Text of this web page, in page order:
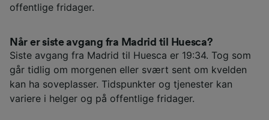
offentlige fridager.
Når er siste avgang fra Madrid til Huesca?
Siste avgang fra Madrid til Huesca er 19:34. Tog som
går tidlig om morgenen eller svært sent om kvelden
kan ha soveplasser. Tidspunkter og tjenester kan
variere i helger og på offentlige fridager.